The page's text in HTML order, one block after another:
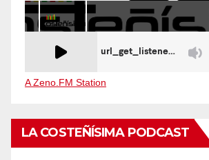
A Zeno.FM Station
LA COSTEÑÍSIMA PODCAST